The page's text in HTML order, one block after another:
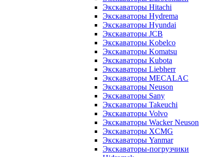
Экскаваторы Hitachi
Экскаваторы Hydrema
Экскаваторы Hyundai
Экскаваторы JCB
Экскаваторы Kobelco
Экскаваторы Komatsu
Экскаваторы Kubota
Экскаваторы Liebherr
Экскаваторы MECALAC
Экскаваторы Neuson
Экскаваторы Sany
Экскаваторы Takeuchi
Экскаваторы Volvo
Экскаваторы Wacker Neuson
Экскаваторы XCMG
Экскаваторы Yanmar
Экскаваторы-погрузчики